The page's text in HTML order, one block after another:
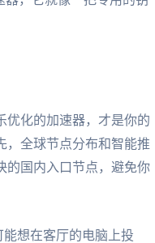
优化的加速器，才是你的
，全球节点分布和智能推
的国内入口节点，避免你
想在客厅的电脑上投